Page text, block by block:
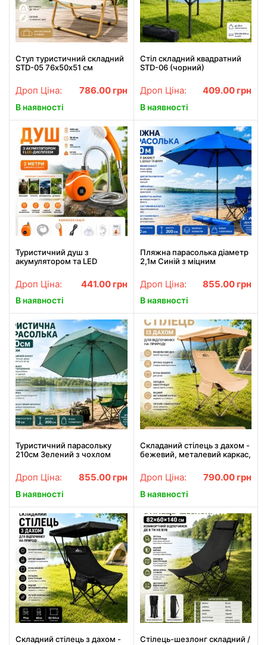
Стул туристичний складний
STD-05 76х50х51 см
Дроп Ціна: 786.00 грн
В наявності
Стіл складний квадратний
STD-06 (чорний)
для відпочинку, для дачі, для
кемпінгу
Дроп Ціна: 409.00 грн
В наявності
Туристичний душ з
акумулятором та LED
портативний насос
Дроп Ціна: 441.00 грн
В наявності
Пляжна парасолька діаметр
2,1м Синій з міцним
восьмикутний зонт із
зносостійкого матеріалу з
чохлом
Дроп Ціна: 855.00 грн
В наявності
Туристичний парасольку
210см Зелений з чохлом
восьмикутний з міцної
водовідштовхувальної
тканини
Дроп Ціна: 855.00 грн
В наявності
Складаний стілець з дахом -
бежевий, металевий каркас,
Дроп Ціна: 790.00 грн
В наявності
Складний стілець з дахом -
Стілець-шезлонг складний /